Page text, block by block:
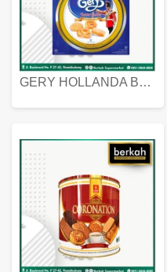
GERY HOLLANDA BUTTER COOKIES 450 GRAM